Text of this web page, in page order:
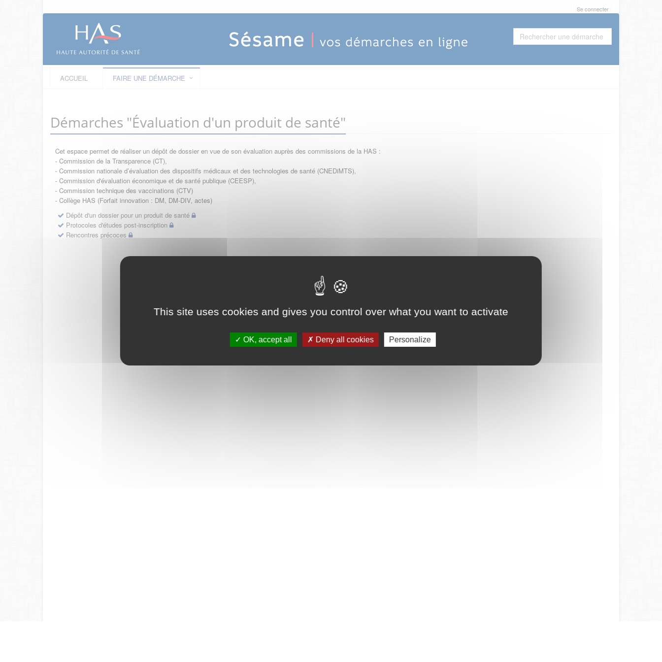
This site uses cookies and gives you control over what you want to activate
OK, accept all Deny all cookies Personalize
Se connecter
ACCUEIL FAIRE UNE DÉMARCHE
Démarches "Évaluation d'un produit de santé"
Cet espace permet de réaliser un dépôt de dossier en vue de son évaluation auprès des commissions de la HAS :
- Commission de la Transparence (CT),
- Commission nationale d’évaluation des dispositifs médicaux et des technologies de santé (CNEDiMTS),
- Commission d'évaluation économique et de santé publique (CEESP),
- Commission technique des vaccinations (CTV)
- Collège HAS (Forfait innovation : DM, DM-DIV, actes)
Dépôt d'un dossier pour un produit de santé
Protocoles d'études post-inscription
Rencontres précoces